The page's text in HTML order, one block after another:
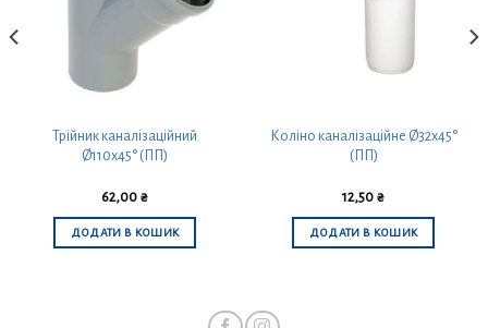
Трійник каналізаційний
Ø110х45° (ПП)
62,00 ₴
ДОДАТИ В КОШИК
Коліно каналізаційне Ø32х45°
(ПП)
12,50 ₴
ДОДАТИ В КОШИК